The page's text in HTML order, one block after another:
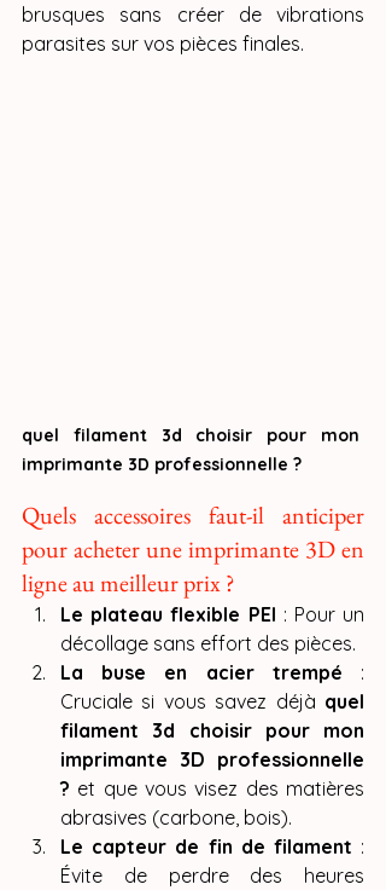
brusques sans créer de vibrations
parasites sur vos pièces finales.
quel filament 3d choisir pour mon
imprimante 3D professionnelle ?
Quels accessoires faut-il anticiper
pour acheter une imprimante 3D en
ligne au meilleur prix ?
Le plateau flexible PEI : Pour un
décollage sans effort des pièces.
La buse en acier trempé :
Cruciale si vous savez déjà quel
filament 3d choisir pour mon
imprimante 3D professionnelle
? et que vous visez des matières
abrasives (carbone, bois).
Le capteur de fin de filament :
Évite de perdre des heures